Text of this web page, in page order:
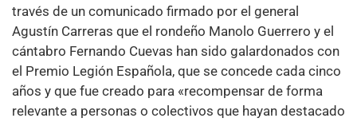
través de un comunicado firmado por el general
Agustín Carreras que el rondeño Manolo Guerrero y el
cántabro Fernando Cuevas han sido galardonados con
el Premio Legión Española, que se concede cada cinco
años y que fue creado para «recompensar de forma
relevante a personas o colectivos que hayan destacado